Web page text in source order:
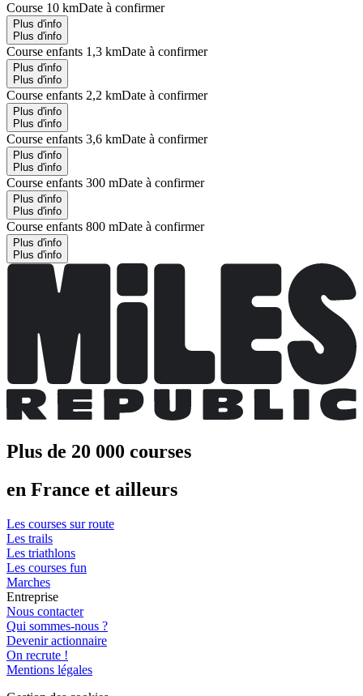
Course 10 kmDate à confirmer
Plus d'info
Plus d'info
Course enfants 1,3 kmDate à confirmer
Plus d'info
Plus d'info
Course enfants 2,2 kmDate à confirmer
Plus d'info
Plus d'info
Course enfants 3,6 kmDate à confirmer
Plus d'info
Plus d'info
Course enfants 300 mDate à confirmer
Plus d'info
Plus d'info
Course enfants 800 mDate à confirmer
Plus d'info
Plus d'info
Plus de 20 000 courses
en France et ailleurs
Les courses sur route
Les trails
Les triathlons
Les courses fun
Marches
Entreprise
Nous contacter
Qui sommes-nous ?
Devenir actionnaire
On recrute !
Mentions légales